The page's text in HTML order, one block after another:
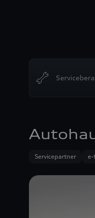
Servicepartner e-